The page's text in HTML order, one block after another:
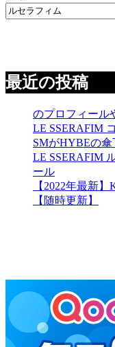
最近の投稿
のプロフィール
LE SSERAFIM
SMがHYBEの
LE SSERAFIM
ール
【2022年最新
【随時更新】